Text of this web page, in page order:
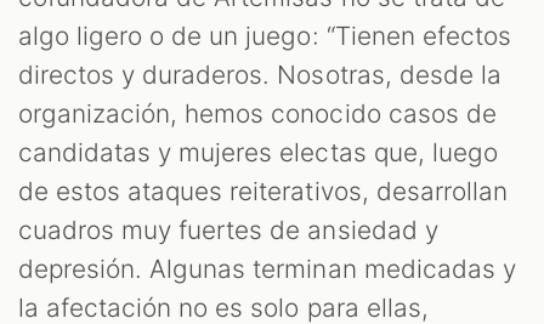
algo ligero o de un juego: “Tienen efectos
directos y duraderos. Nosotras, desde la
organización, hemos conocido casos de
candidatas y mujeres electas que, luego
de estos ataques reiterativos, desarrollan
cuadros muy fuertes de ansiedad y
depresión. Algunas terminan medicadas y
la afectación no es solo para ellas,